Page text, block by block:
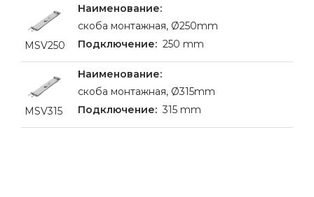
MSV250
cкоба монтажная, Ø250mm
250 mm
MSV315
cкоба монтажная, Ø315mm
315 mm